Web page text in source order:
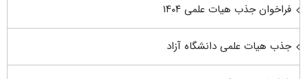
فراخوان جذب هیات علمی ۱۴۰۴
جذب هیات علمی دانشگاه آزاد